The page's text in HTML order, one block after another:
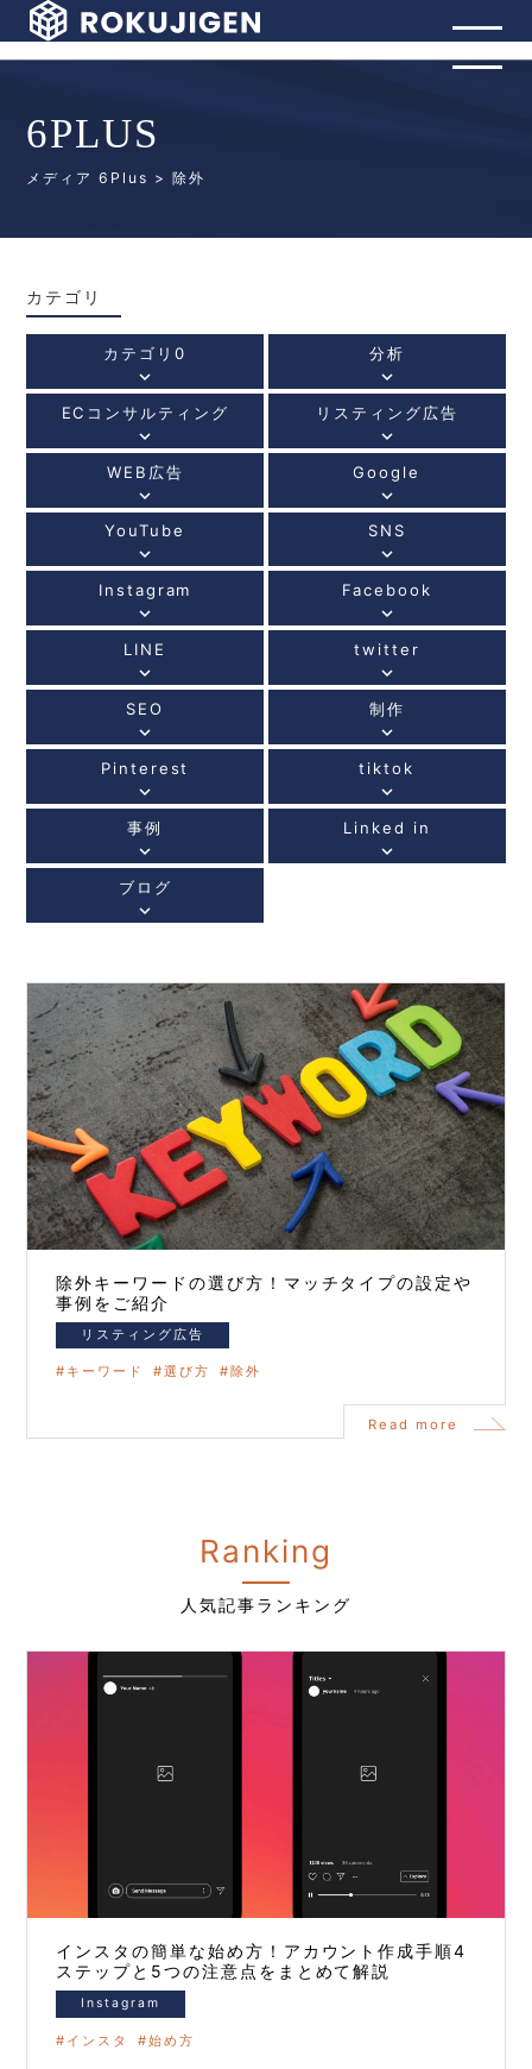
6PLUS
メディア 6Plus > 除外
カテゴリ
カテゴリ0
keyboard_arrow_down
分析
keyboard_arrow_down
ECコンサルティング
keyboard_arrow_down
リスティング広告
keyboard_arrow_down
WEB広告
keyboard_arrow_down
Google
keyboard_arrow_down
YouTube
keyboard_arrow_down
SNS
keyboard_arrow_down
Instagram
keyboard_arrow_down
Facebook
keyboard_arrow_down
LINE
keyboard_arrow_down
twitter
keyboard_arrow_down
SEO
keyboard_arrow_down
制作
keyboard_arrow_down
Pinterest
keyboard_arrow_down
tiktok
keyboard_arrow_down
事例
keyboard_arrow_down
Linked in
keyboard_arrow_down
ブログ
keyboard_arrow_down
除外キーワードの選び方！マッチタイプの設定や
事例をご紹介
リスティング広告
キーワード 選び方 除外
Read more
Ranking
人気記事ランキング
インスタの簡単な始め方！アカウント作成手順4
ステップと5つの注意点をまとめて解説
Instagram
インスタ 始め方